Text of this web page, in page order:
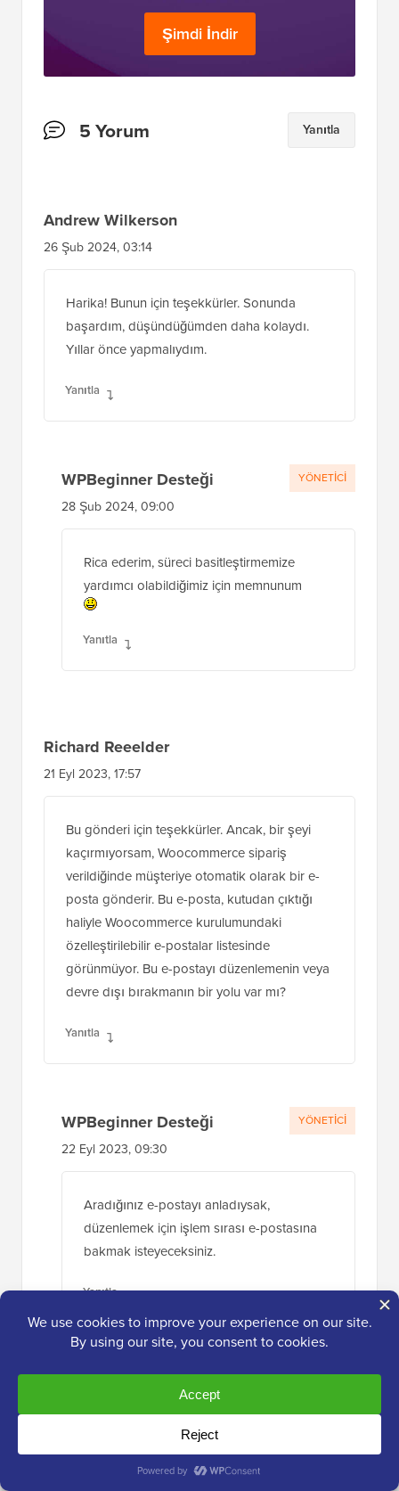
Şimdi İndir
Okuyucu
5 Yorum Yanıtla
Andrew Wilkerson
26 Şub 2024, 03:14
Harika! Bunun için teşekkürler. Sonunda
başardım, düşündüğümden daha kolaydı.
Yıllar önce yapmalıydım.
Yanıtla
WPBeginner Desteği
28 Şub 2024, 09:00
Rica ederim, süreci basitleştirmemize
yardımcı olabildiğimiz için memnunum
Yanıtla
YÖNETICI
Richard Reeelder
21 Eyl 2023, 17:57
Bu gönderi için teşekkürler. Ancak, bir şeyi
kaçırmıyorsam, Woocommerce sipariş
verildiğinde müşteriye otomatik olarak bir e-
posta gönderir. Bu e-posta, kutudan çıktığı
haliyle Woocommerce kurulumundaki
özelleştirilebilir e-postalar listesinde
görünmüyor. Bu e-postayı düzenlemenin veya
devre dışı bırakmanın bir yolu var mı?
Yanıtla
WPBeginner Desteği
22 Eyl 2023, 09:30
Aradığınız e-postayı anladıysak,
düzenlemek için işlem sırası e-postasına
bakmak isteyeceksiniz.
Yanıtla
YÖNETICI
Bunu Woocommerce > Ayarlar > E-postalar
> listedeki herhangi bir e-postayı “yönet”